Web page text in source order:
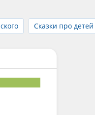
Сказки про детей